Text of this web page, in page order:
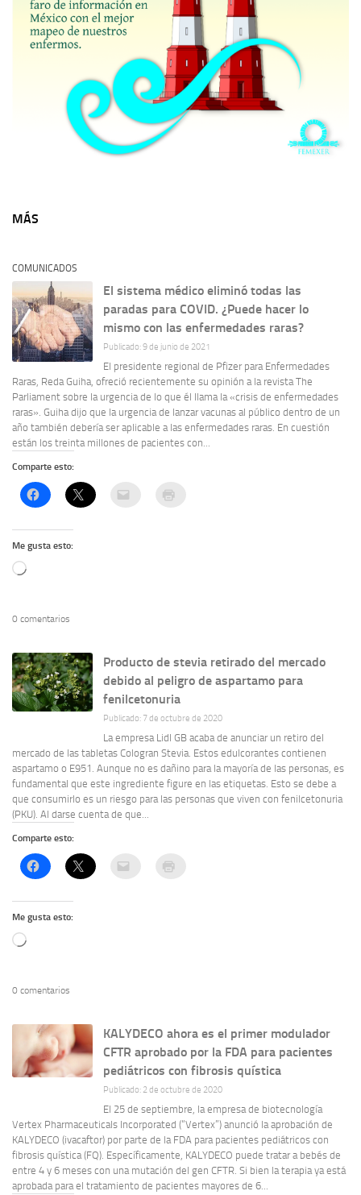
MÁS
COMUNICADOS
El sistema médico eliminó todas las
paradas para COVID. ¿Puede hacer lo
mismo con las enfermedades raras?
Publicado: 9 de junio de 2021
El presidente regional de Pfizer para Enfermedades
Raras, Reda Guiha, ofreció recientemente su opinión a la revista The
Parliament sobre la urgencia de lo que él llama la «crisis de enfermedades
raras». Guiha dijo que la urgencia de lanzar vacunas al público dentro de un
año también debería ser aplicable a las enfermedades raras. En cuestión
están los treinta millones de pacientes con...
Comparte esto:
Me gusta esto:
Cargando...
0 comentarios
Producto de stevia retirado del mercado
debido al peligro de aspartamo para
fenilcetonuria
Publicado: 7 de octubre de 2020
La empresa Lidl GB acaba de anunciar un retiro del
mercado de las tabletas Cologran Stevia. Estos edulcorantes contienen
aspartamo o E951. Aunque no es dañino para la mayoría de las personas, es
fundamental que este ingrediente figure en las etiquetas. Esto se debe a
que consumirlo es un riesgo para las personas que viven con fenilcetonuria
(PKU). Al darse cuenta de que...
Comparte esto:
Me gusta esto:
Cargando...
0 comentarios
KALYDECO ahora es el primer modulador
CFTR aprobado por la FDA para pacientes
pediátricos con fibrosis quística
Publicado: 2 de octubre de 2020
El 25 de septiembre, la empresa de biotecnología
Vertex Pharmaceuticals Incorporated (“Vertex”) anunció la aprobación de
KALYDECO (ivacaftor) por parte de la FDA para pacientes pediátricos con
fibrosis quística (FQ). Específicamente, KALYDECO puede tratar a bebés de
entre 4 y 6 meses con una mutación del gen CFTR. Si bien la terapia ya está
aprobada para el tratamiento de pacientes mayores de 6...